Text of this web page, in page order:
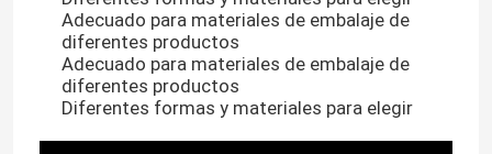
Adecuado para materiales de embalaje de
diferentes productos
Adecuado para materiales de embalaje de
diferentes productos
Diferentes formas y materiales para elegir